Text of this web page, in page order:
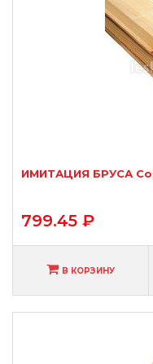
ИМИТАЦИЯ БРУСА
799.45 ₽
В КОРЗИНУ